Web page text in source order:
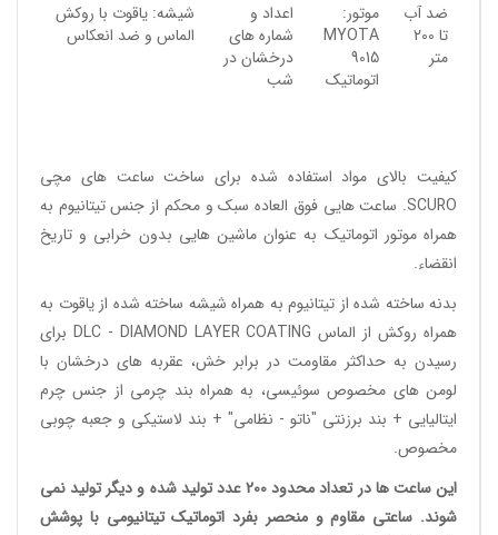
ضد آب
تا 200
متر
موتور:
MYOTA
9015
اتوماتیک
اعداد و
شماره های
درخشان در
شب
شیشه: یاقوت با روکش
الماس و ضد انعکاس
کیفیت بالای مواد استفاده شده برای ساخت ساعت های مچی
SCURO. ساعت هایی فوق العاده سبک و محکم از جنس تیتانیوم به
همراه موتور اتوماتیک به عنوان ماشین هایی بدون خرابی و تاریخ
انقضاء.
بدنه ساخته شده از تیتانیوم به همراه شیشه ساخته شده از یاقوت به
همراه روکش از الماس DLC - DIAMOND LAYER COATING برای
رسیدن به حداکثر مقاومت در برابر خش، عقربه های درخشان با
لومن های مخصوص سوئیسی، به همراه بند چرمی از جنس چرم
ایتالیایی + بند برزنتی "ناتو - نظامی" + بند لاستیکی و جعبه چوبی
مخصوص.
این ساعت ها در تعداد محدود 200 عدد تولید شده و دیگر تولید نمی
شوند. ساعتی مقاوم و منحصر بفرد اتوماتیک تیتانیومی با پوشش